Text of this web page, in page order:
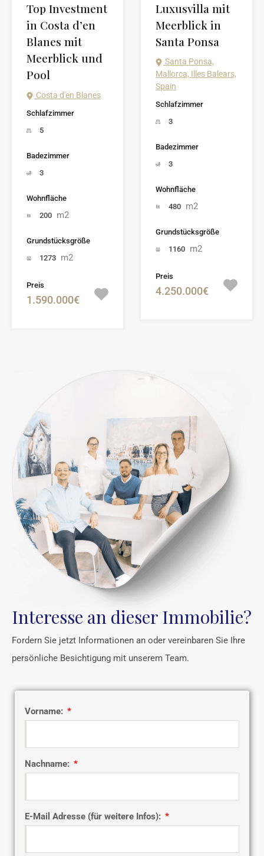
Top Investment
in Costa d’en
Blanes mit
Meerblick und
Pool
Costa d'en Blanes
Schlafzimmer
5
Badezimmer
3
Wohnfläche
200 m2
Grundstücksgröße
1273 m2
Preis
1.590.000€
Luxusvilla mit
Meerblick in
Santa Ponsa
Santa Ponsa,
Mallorca, Illes Balears,
Spain
Schlafzimmer
3
Badezimmer
3
Wohnfläche
480 m2
Grundstücksgröße
1160 m2
Preis
4.250.000€
Interesse an dieser Immobilie?
Fordern Sie jetzt Informationen an oder vereinbaren Sie Ihre
persönliche Besichtigung mit unserem Team.
Vorname:
Nachname:
E-Mail Adresse (für weitere Infos):